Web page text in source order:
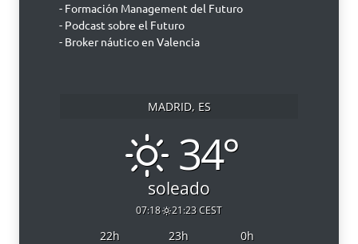
- Formación Management del Futuro
- Podcast sobre el Futuro
- Broker náutico en Valencia
MADRID, ES
34°
soleado
07:18 21:23 CEST
22h 23h 0h